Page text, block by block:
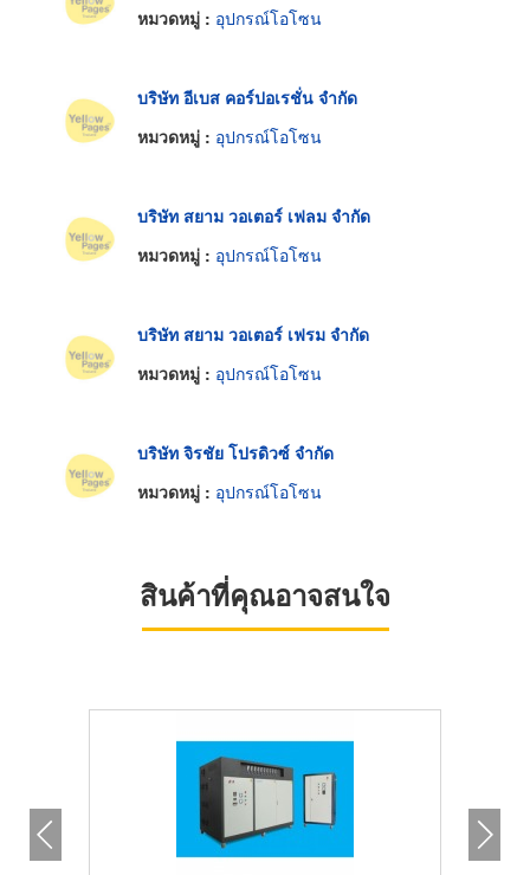
หมวดหมู่ : อุปกรณ์โอโซน
บริษัท อีเบส คอร์ปอเรชั่น จำกัด
หมวดหมู่ : อุปกรณ์โอโซน
บริษัท สยาม วอเตอร์ เฟลม จำกัด
หมวดหมู่ : อุปกรณ์โอโซน
บริษัท สยาม วอเตอร์ เฟรม จำกัด
หมวดหมู่ : อุปกรณ์โอโซน
บริษัท จิรชัย โปรดิวซ์ จำกัด
หมวดหมู่ : อุปกรณ์โอโซน
สินค้าที่คุณอาจสนใจ